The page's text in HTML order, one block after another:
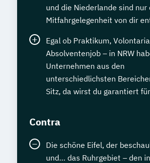
und die Niederlande sind nur
Mitfahrgelegenheit von dir
Egal ob Praktikum,
Absolventenjob – in NRW
Unternehmen aus den
unterschiedlichsten
Sitz, da wirst du garantiert
Contra
Die schöne Eifel, der
und… das Ruhrgebiet – den